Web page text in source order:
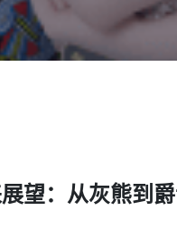
望：从灰熊到